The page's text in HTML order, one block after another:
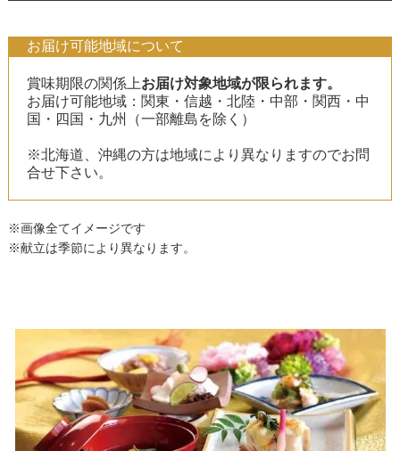
お届け可能地域について
賞味期限の関係上お届け対象地域が限られます。
お届け可能地域：関東・信越・北陸・中部・関西・中
国・四国・九州（一部離島を除く）
※北海道、沖縄の方は地域により異なりますのでお問
合せ下さい。
※画像全てイメージです
※献立は季節により異なります。